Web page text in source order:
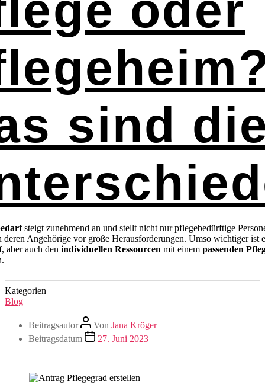
sind
steigt zunehmend an und stellt nicht nur pflegebedürftige
deren Angehörige vor große Herausforderungen. Umso wichtiger ist
aber auch den individuellen Ressourcenmit einem passenden
Kategorien
Blog
Beitragsautor Von Jana Kröger
Beitragsdatum
27. Juni 2023